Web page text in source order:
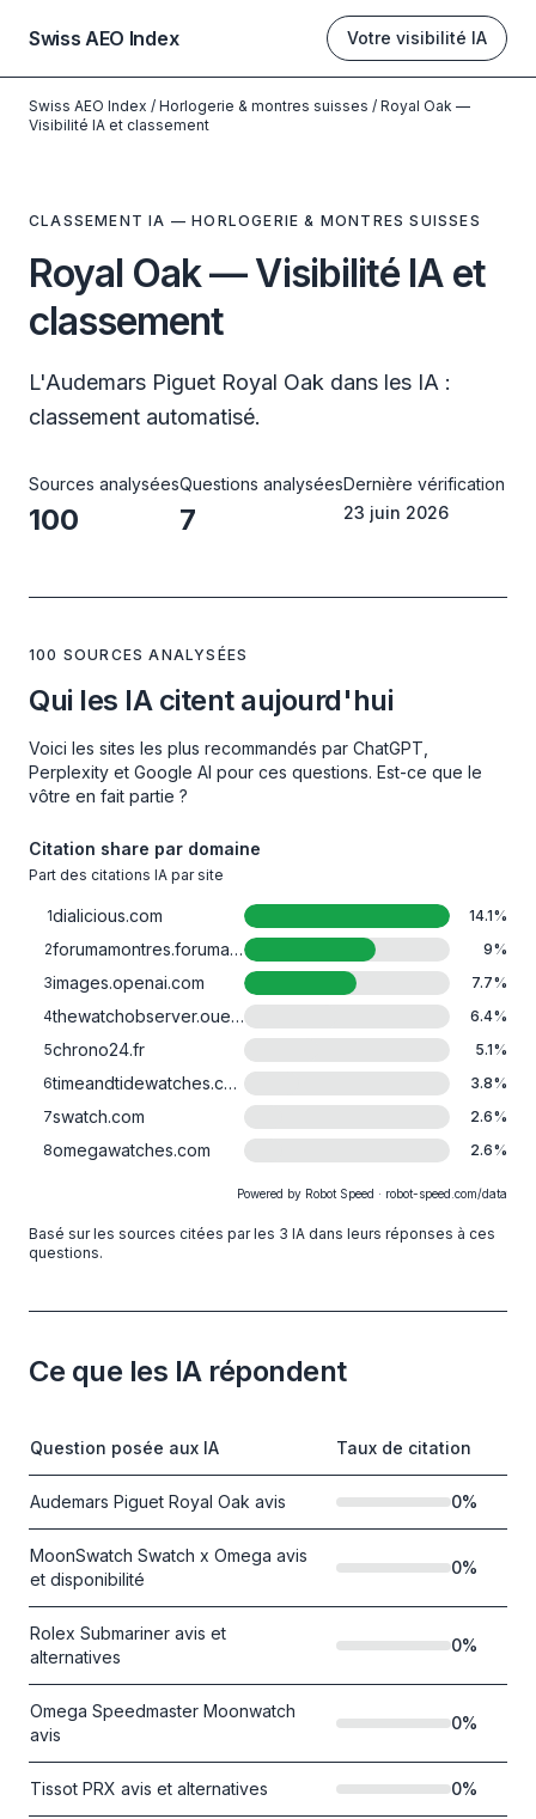
Swiss AEO Index Votre visibilité IA
Swiss AEO Index / Horlogerie & montres suisses / Royal Oak —
Visibilité IA et classement
CLASSEMENT IA — HORLOGERIE & MONTRES SUISSES
Royal Oak — Visibilité IA et
classement
L'Audemars Piguet Royal Oak dans les IA :
classement automatisé.
Sources analysées
100
Questions analysées
7
Dernière vérification
23 juin 2026
100 SOURCES ANALYSÉES
Qui les IA citent aujourd'hui
Voici les sites les plus recommandés par ChatGPT,
Perplexity et Google AI pour ces questions. Est-ce que le
vôtre en fait partie ?
Citation share par domaine
Part des citations IA par site
1dialicious.com 14.1%
2
forumamontres.forumactif.com 9%
3images.openai.com 7.7%
4
thewatchobserver.ouest-france.fr 6.4%
5chrono24.fr 5.1%
6
timeandtidewatches.com 3.8%
7swatch.com 2.6%
8omegawatches.com 2.6%
Powered by Robot Speed · robot-speed.com/data
Basé sur les sources citées par les 3 IA dans leurs réponses à ces
questions.
Ce que les IA répondent
Question posée aux IA Taux de citation
Audemars Piguet Royal Oak avis 0%
MoonSwatch Swatch x Omega avis
et disponibilité
0%
Rolex Submariner avis et
alternatives
0%
Omega Speedmaster Moonwatch
avis
0%
Tissot PRX avis et alternatives 0%